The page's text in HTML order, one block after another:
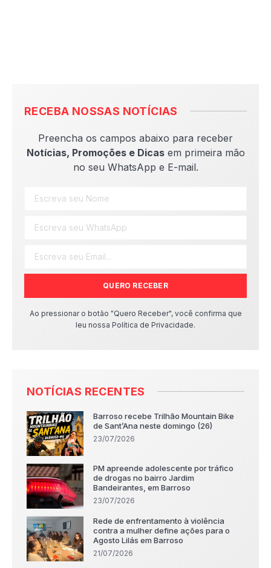
RECEBA NOSSAS NOTÍCIAS
Preencha os campos abaixo para receber
Notícias, Promoções e Dicasem primeira mão
no seu WhatsApp e E-mail.
QUERO RECEBER
Ao pressionar o botão "Quero Receber", você confirma que
leu nossa Política de Privacidade.
NOTÍCIAS RECENTES
Barroso recebe Trilhão Mountain Bike
de Sant’Ana neste domingo (26)
23/07/2026
PM apreende adolescente por tráfico
de drogas no bairro Jardim
Bandeirantes, em Barroso
23/07/2026
Rede de enfrentamento à violência
contra a mulher define ações para o
Agosto Lilás em Barroso
21/07/2026